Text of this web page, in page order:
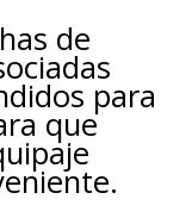
de
para
que